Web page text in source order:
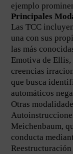
ejemplo
Principales
Las TCC
una con sus
las más
Emotiva de Ellis,
creencias
que busca
automáticos
Otras
Meichenbaum,
conducta